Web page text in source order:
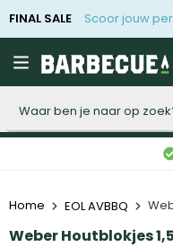
FINAL SALE Scoor jouw
Home EOL AVBBQ
Weber Houtblokjes